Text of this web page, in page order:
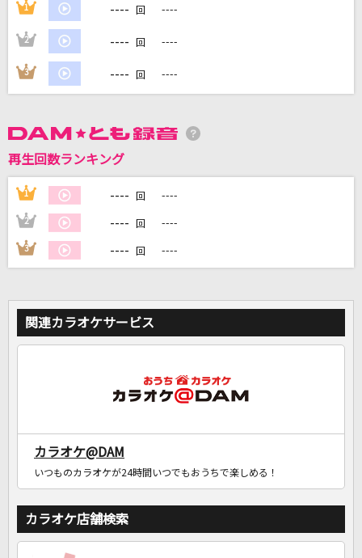
DAMの新曲・ランキングなど
カラオケ最新情報をチェック！
カラオケをもっと楽しもう！
家族や友達と一緒に！練習にも！
1 ---- 回 ----
2 ---- 回 ----
3 ---- 回 ----
再生回数ランキング
1 ---- 回 ----
2 ---- 回 ----
3 ---- 回 ----
関連カラオケサービス
カラオケ@DAM
いつものカラオケが24時間いつでもおうちで楽しめる！
カラオケ店舗検索